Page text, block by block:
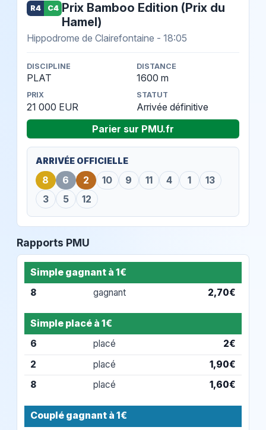
R4 C4 Prix Bamboo Edition (Prix du
Hamel)
Hippodrome de Clairefontaine - 18:05
DISCIPLINE
PLAT
DISTANCE
1600 m
PRIX
21 000 EUR
STATUT
Arrivée définitive
Parier sur PMU.fr
ARRIVÉE OFFICIELLE
8 6 2 10 9 11 4 1
13
3
5 12
Rapports PMU
Simple gagnant à 1€
8 gagnant 2,70€
Simple placé à 1€
6 placé
2€
2
placé
1,90€
8
placé 1,60€
Couplé gagnant à 1€